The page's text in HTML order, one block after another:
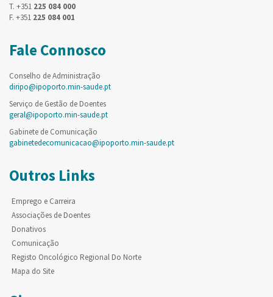
T. +351 225 084 000
F. +351 225 084 001
Fale Connosco
Conselho de Administração
diripo@ipoporto.min-saude.pt
Serviço de Gestão de Doentes
geral@ipoporto.min-saude.pt
Gabinete de Comunicação
gabinetedecomunicacao@ipoporto.min-saude.pt
Outros Links
Emprego e Carreira
Associações de Doentes
Donativos
Comunicação
Registo Oncológico Regional Do Norte
Mapa do Site